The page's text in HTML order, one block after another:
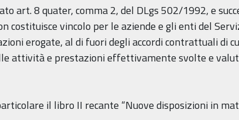
art. 8 quater, comma 2, del DLgs 502/1992, e
costituisce vincolo per le aziende e gli enti del
erogate, al di fuori degli accordi contrattuali di
attività e prestazioni effettivamente svolte e
il libro II recante “Nuove disposizioni in